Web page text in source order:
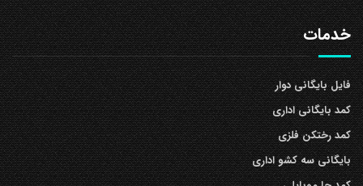
خدمات
فایل بایگانی دوار
کمد بایگانی اداری
کمد رختکن فلزی
بایگانی سه کشو اداری